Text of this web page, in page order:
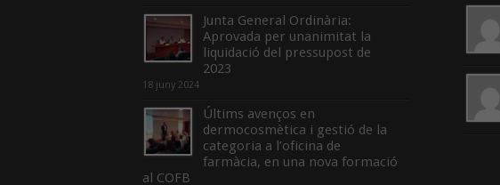
Junta General Ordinària:
Aprovada per unanimitat la
liquidació del pressupost de
2023
18 juny 2024
Últims avenços en
dermocosmètica i gestió de la
categoria a l’oficina de
farmàcia, en una nova formació
al COFB